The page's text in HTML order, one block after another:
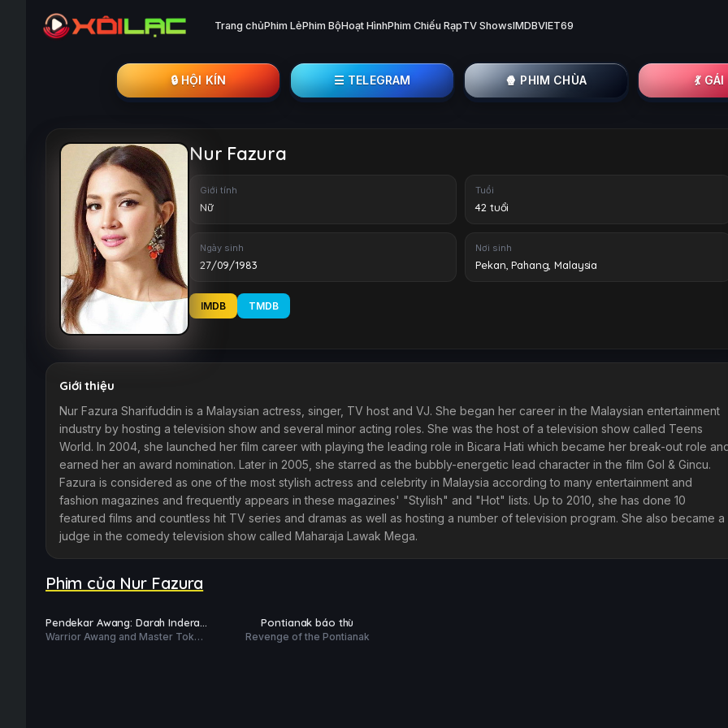
Trang chủPhim LẻPhim BộHoạt HìnhPhim Chiếu RạpTV ShowsIMDBVIET69
🔒︎ HỘI KÍN ☰ TELEGRAM 🍿 PHIM CHÙA 💃
Nur Fazura
Giới tính
Nữ
Tuổi
42 tuổi
Ngày sinh
27/09/1983
Nơi sinh
Pekan, Pahang, Malaysia
IMDB TMDB
Giới thiệu
Nur Fazura Sharifuddin is a Malaysian actress, singer, TV host and VJ. She began her career in the Malaysian entertainment
industry by hosting a television show and several minor acting roles. She was the host of a television show called Teens
World. In 2004, she launched her film career with playing the leading role in Bicara Hati which became her break-out role
earned her an award nomination. Later in 2005, she starred as the bubbly-energetic lead character in the film Gol & Gincu.
Fazura is considered as one of the most stylish actress and celebrity in Malaysia according to many entertainment and
fashion magazines and frequently appears in these magazines' "Stylish" and "Hot" lists. Up to 2010, she has done 10
featured films and countless hit TV series and dramas as well as hosting a number of television program. She also became a
judge in the comedy television show called Maharaja Lawak Mega.
Phim của Nur Fazura
Phim Lẻ
Pendekar Awang: Darah Indera
Gajah
Warrior Awang and Master Tok
ĐỀ
Pontianak báo thù
Revenge of the Pontianak